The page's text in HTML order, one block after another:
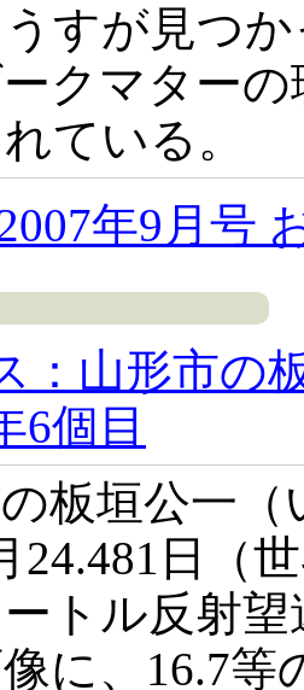
すが見つ
クマター
ている。
年9月号
：山形市の
6個目
板垣公一
24.481日（
トル反射
に、16.7